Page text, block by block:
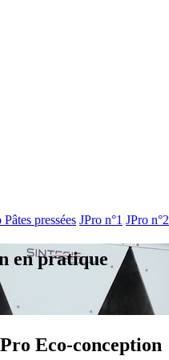
pressées JPro n°1 JPro n°2
en pratique
Eco-conception